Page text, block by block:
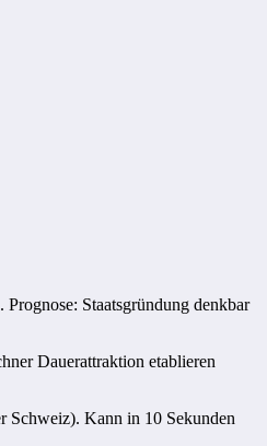
Staatsgründung denkbar
Dauerattraktion etablieren
Schweiz). Kann in 10 Sekunden